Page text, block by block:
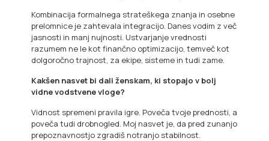
Kombinacija formalnega strateškega znanja in osebne
prelomnice je zahtevala integracijo. Danes vodim z več
jasnosti in manj nujnosti. Ustvarjanje vrednosti
razumem ne le kot finančno optimizacijo, temveč kot
dolgoročno trajnost, za ekipe, sisteme in tudi zame.
Kakšen nasvet bi dali ženskam, ki stopajo v bolj
vidne vodstvene vloge?
Vidnost spremeni pravila igre. Poveča tvoje prednosti, a
poveča tudi drobnogled. Moj nasvet je, da pred zunanjo
prepoznavnostjo zgradiš notranjo stabilnost.